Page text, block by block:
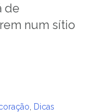
de
num sítio
Dicas